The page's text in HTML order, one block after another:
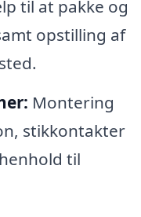
til at pakke og
opstilling af
Montering
stikkontakter
til